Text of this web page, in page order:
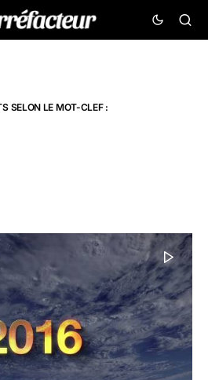
SELON LE MOT-CLEF :